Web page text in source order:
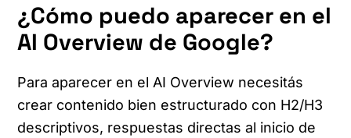
¿Cómo puedo aparecer en el
AI Overview de Google?
Para aparecer en el AI Overview necesitás
crear contenido bien estructurado con H2/H3
descriptivos, respuestas directas al inicio de